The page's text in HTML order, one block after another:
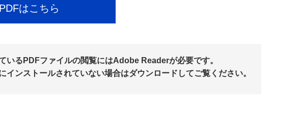
PDFはこちら
いるPDFファイルの閲覧にはAdobe Readerが必要です。
インストールされていない場合はダウンロードしてご覧ください。